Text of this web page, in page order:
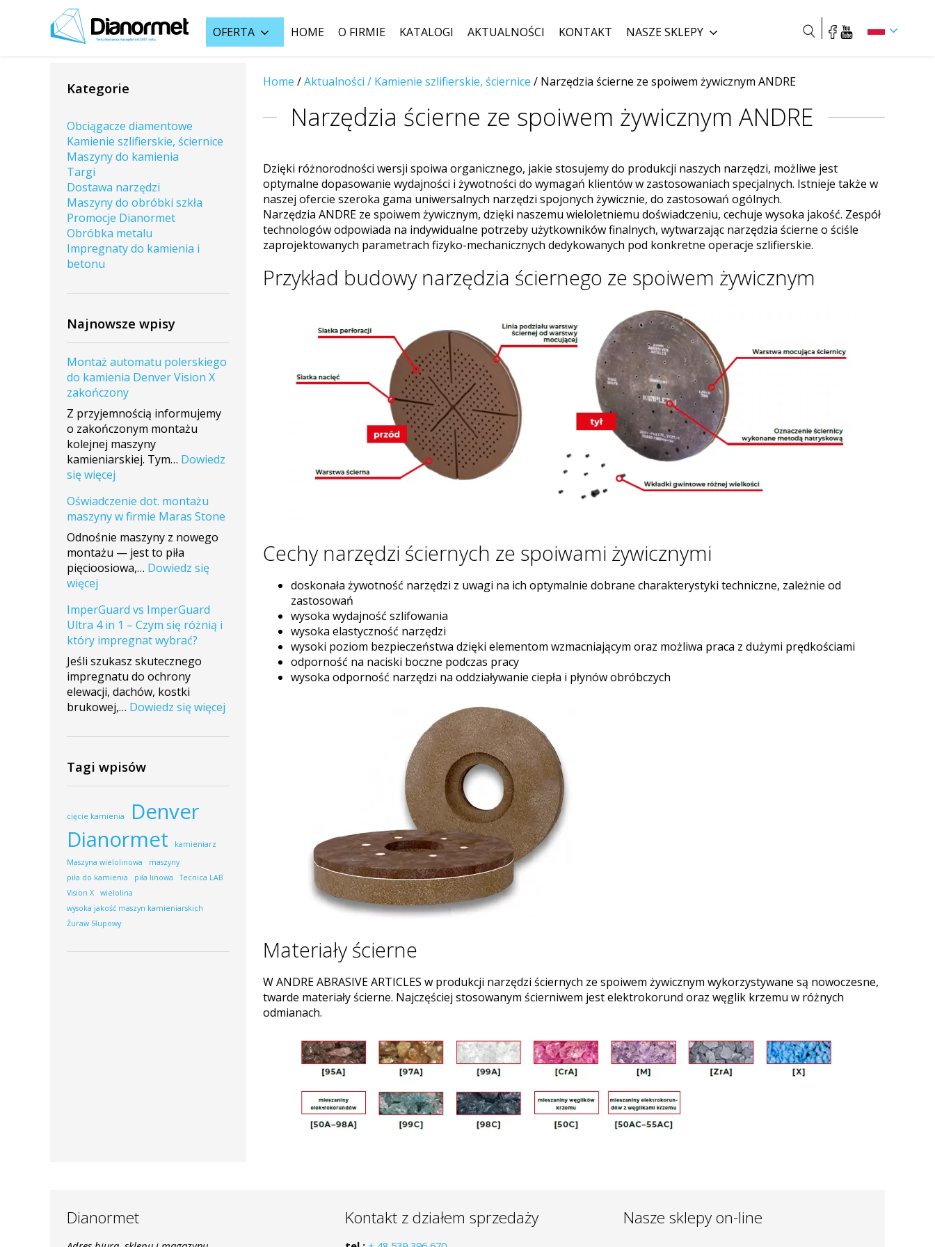
OFERTA HOME O FIRMIE KATALOGI AKTUALNOŚCI KONTAKT NASZE SKLEPY
Szukaj:
Kategorie
Obciągacze diamentowe
Kamienie szlifierskie, ściernice
Maszyny do kamienia
Targi
Dostawa narzędzi
Maszyny do obróbki szkła
Promocje Dianormet
Obróbka metalu
Impregnaty do kamienia i
betonu
Najnowsze wpisy
Montaż automatu polerskiego
do kamienia Denver Vision X
zakończony
Z przyjemnością informujemy
o zakończonym montażu
kolejnej maszyny
kamieniarskiej. Tym… Dowiedz
się więcej
automatu
polerskiego
do
kamienia
Denver
zakończony
Oświadczenie dot. montażu
maszyny w firmie Maras Stone
Odnośnie maszyny z nowego
montażu — jest to piła
pięcioosiowa,… Dowiedz się
więcej
dot.
montażu
maszyny
w
firmie
Maras
Stone
ImperGuard vs ImperGuard
Ultra 4 in 1 – Czym się różnią i
który impregnat wybrać?
Jeśli szukasz skutecznego
impregnatu do ochrony
elewacji, dachów, kostki
brukowej,… Dowiedz się więcej
vs
4
Tagi wpisów
cięcie kamienia
Denver
Dianormet
kamieniarz
Maszyna wielolinowa
maszyny
piła do kamienia
piła linowa
Tecnica LAB
Vision X
wielolina
wysoka jakość maszyn kamieniarskich
Żuraw Słupowy
Home /Aktualności / Kamienie szlifierskie, ściernice / Narzędzia ścierne ze spoiwem żywicznym ANDRE
Narzędzia ścierne ze spoiwem żywicznym ANDRE
Dzięki różnorodności wersji spoiwa organicznego, jakie stosujemy do produkcji naszych narzędzi, możliwe jest
optymalne dopasowanie wydajności i żywotności do wymagań klientów w zastosowaniach specjalnych. Istnieje także w
naszej ofercie szeroka gama uniwersalnych narzędzi spojonych żywicznie, do zastosowań ogólnych.
Narzędzia ANDRE ze spoiwem żywicznym, dzięki naszemu wieloletniemu doświadczeniu, cechuje wysoka jakość. Zespół
technologów odpowiada na indywidualne potrzeby użytkowników finalnych, wytwarzając narzędzia ścierne o ściśle
zaprojektowanych parametrach fizyko-mechanicznych dedykowanych pod konkretne operacje szlifierskie.
Przykład budowy narzędzia ściernego ze spoiwem żywicznym
Cechy narzędzi ściernych ze spoiwami żywicznymi
doskonała żywotność narzędzi z uwagi na ich optymalnie dobrane charakterystyki techniczne, zależnie od
zastosowań
wysoka wydajność szlifowania
wysoka elastyczność narzędzi
wysoki poziom bezpieczeństwa dzięki elementom wzmacniającym oraz możliwa praca z dużymi prędkościami
odporność na naciski boczne podczas pracy
wysoka odporność narzędzi na oddziaływanie ciepła i płynów obróbczych
Materiały ścierne
W ANDRE ABRASIVE ARTICLES w produkcji narzędzi ściernych ze spoiwem żywicznym wykorzystywane są nowoczesne,
twarde materiały ścierne. Najczęściej stosowanym ścierniwem jest elektrokorund oraz węglik krzemu w różnych
odmianach.
Dianormet Kontakt z działem sprzedaży Nasze sklepy on-line